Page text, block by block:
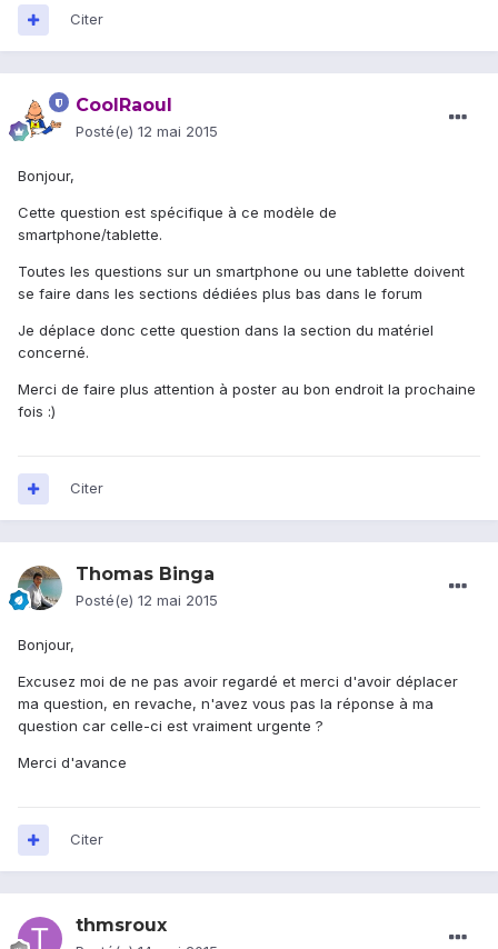
Citer
CoolRaoul
Posté(e) 12 mai 2015
Bonjour,
Cette question est spécifique à ce modèle de
smartphone/tablette.
Toutes les questions sur un smartphone ou une tablette doivent
se faire dans les sections dédiées plus bas dans le forum
Je déplace donc cette question dans la section du matériel
concerné.
Merci de faire plus attention à poster au bon endroit la prochaine
fois :)
Citer
Thomas Binga
Posté(e) 12 mai 2015
Bonjour,
Excusez moi de ne pas avoir regardé et merci d'avoir déplacer
ma question, en revache, n'avez vous pas la réponse à ma
question car celle-ci est vraiment urgente ?
Merci d'avance
Citer
thmsroux